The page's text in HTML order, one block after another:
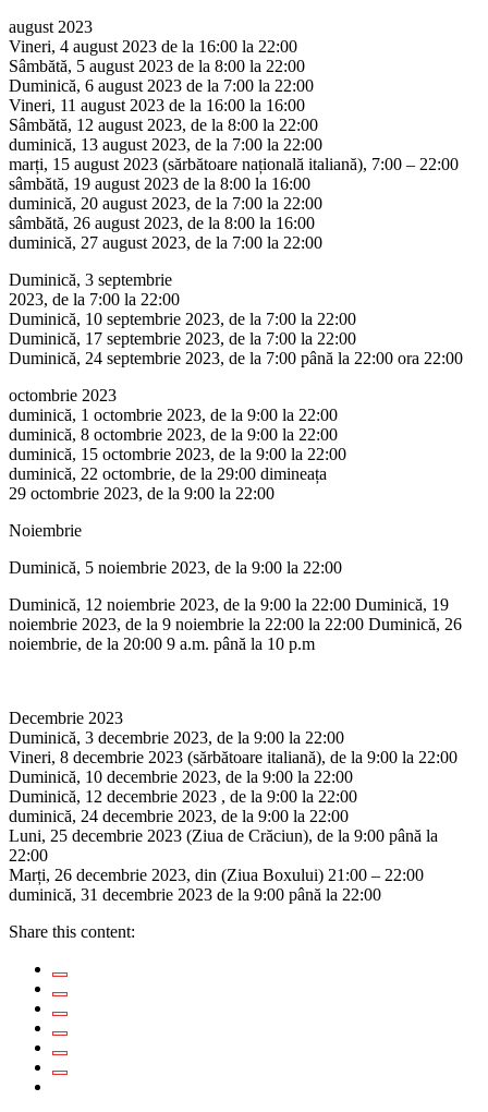
august 2023
Vineri, 4 august 2023 de la 16:00 la 22:00
Sâmbătă, 5 august 2023 de la 8:00 la 22:00
Duminică, 6 august 2023 de la 7:00 la 22:00
Vineri, 11 august 2023 de la 16:00 la 16:00
Sâmbătă, 12 august 2023, de la 8:00 la 22:00
duminică, 13 august 2023, de la 7:00 la 22:00
marți, 15 august 2023 (sărbătoare națională italiană), 7:00 – 22:00
sâmbătă, 19 august 2023 de la 8:00 la 16:00
duminică, 20 august 2023, de la 7:00 la 22:00
sâmbătă, 26 august 2023, de la 8:00 la 16:00
duminică, 27 august 2023, de la 7:00 la 22:00
Duminică, 3 septembrie
2023, de la 7:00 la 22:00
Duminică, 10 septembrie 2023, de la 7:00 la 22:00
Duminică, 17 septembrie 2023, de la 7:00 la 22:00
Duminică, 24 septembrie 2023, de la 7:00 până la 22:00 ora 22:00
octombrie 2023
duminică, 1 octombrie 2023, de la 9:00 la 22:00
duminică, 8 octombrie 2023, de la 9:00 la 22:00
duminică, 15 octombrie 2023, de la 9:00 la 22:00
duminică, 22 octombrie, de la 29:00 dimineața
29 octombrie 2023, de la 9:00 la 22:00
Noiembrie
Duminică, 5 noiembrie 2023, de la 9:00 la 22:00
Duminică, 12 noiembrie 2023, de la 9:00 la 22:00 Duminică, 19
noiembrie 2023, de la 9 noiembrie la 22:00 la 22:00 Duminică, 26
noiembrie, de la 20:00 9 a.m. până la 10 p.m
Decembrie 2023
Duminică, 3 decembrie 2023, de la 9:00 la 22:00
Vineri, 8 decembrie 2023 (sărbătoare italiană), de la 9:00 la 22:00
Duminică, 10 decembrie 2023, de la 9:00 la 22:00
Duminică, 12 decembrie 2023 , de la 9:00 la 22:00
duminică, 24 decembrie 2023, de la 9:00 la 22:00
Luni, 25 decembrie 2023 (Ziua de Crăciun), de la 9:00 până la
22:00
Marți, 26 decembrie 2023, din (Ziua Boxului) 21:00 – 22:00
duminică, 31 decembrie 2023 de la 9:00 până la 22:00
Share this content: